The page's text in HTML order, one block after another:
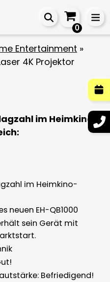
0
Entertainment »
4K Projektor
im Heimkino-
im Heimkino-
neuen EH-QB1000
sein Gerät mit
Befriedigend!